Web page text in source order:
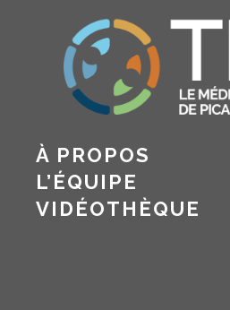
À PROPOS
L’ÉQUIPE
VIDÉOTHÈQUE